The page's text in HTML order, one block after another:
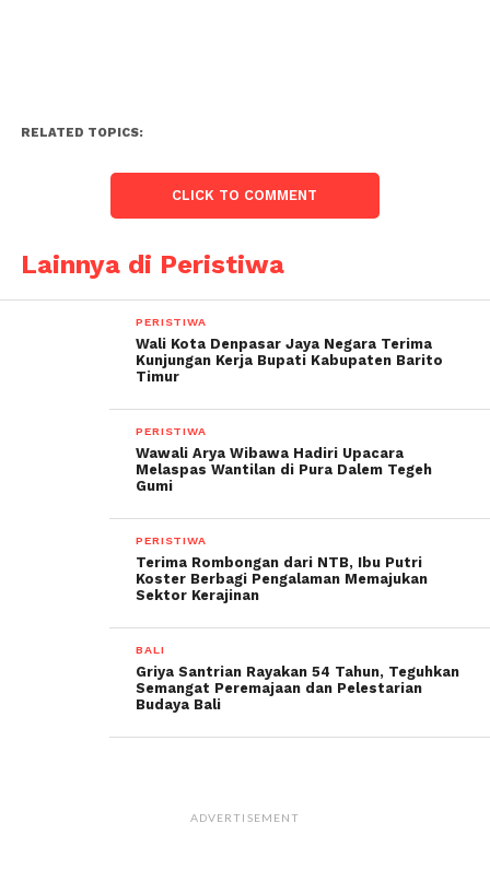
RELATED TOPICS:
CLICK TO COMMENT
Lainnya di Peristiwa
PERISTIWA
Wali Kota Denpasar Jaya Negara Terima
Kunjungan Kerja Bupati Kabupaten Barito
Timur
PERISTIWA
Wawali Arya Wibawa Hadiri Upacara
Melaspas Wantilan di Pura Dalem Tegeh
Gumi
PERISTIWA
Terima Rombongan dari NTB, Ibu Putri
Koster Berbagi Pengalaman Memajukan
Sektor Kerajinan
BALI
Griya Santrian Rayakan 54 Tahun, Teguhkan
Semangat Peremajaan dan Pelestarian
Budaya Bali
ADVERTISEMENT